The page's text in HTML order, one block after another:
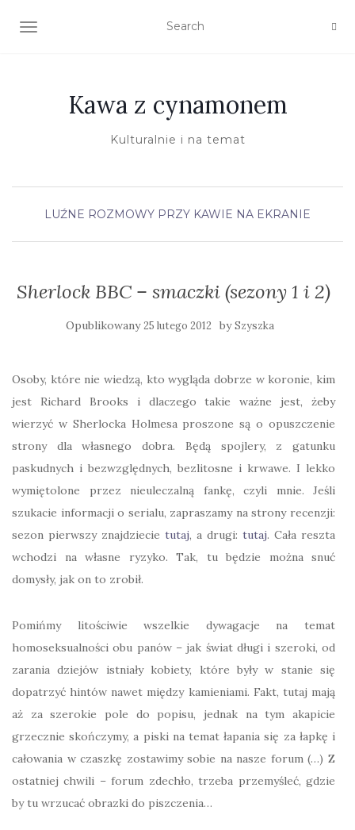
TOGGLE NAVIGATION
Kawa z cynamonem
Kulturalnie i na temat
LUŹNE ROZMOWY PRZY KAWIE NA EKRANIE
Sherlock BBC – smaczki (sezony 1 i 2)
Opublikowany25 lutego 2012 bySzyszka
Osoby, które nie wiedzą, kto wygląda dobrze w koronie, kim
jest Richard Brooks i dlaczego takie ważne jest, żeby
wierzyć w Sherlocka Holmesa proszone są o opuszczenie
strony dla własnego dobra. Będą spojlery, z gatunku
paskudnych i bezwzględnych, bezlitosne i krwawe. I lekko
wymiętolone przez nieuleczalną fankę, czyli mnie. Jeśli
szukacie informacji o serialu, zapraszamy na strony recenzji:
sezon pierwszy znajdziecie tutaj, a drugi: tutaj. Cała reszta
wchodzi na własne ryzyko. Tak, tu będzie można snuć
domysły, jak on to zrobił.
Pomińmy litościwie wszelkie dywagacje na temat
homoseksualności obu panów – jak świat długi i szeroki, od
zarania dziejów istniały kobiety, które były w stanie się
dopatrzyć hintów nawet między kamieniami. Fakt, tutaj mają
aż za szerokie pole do popisu, jednak na tym akapicie
grzecznie skończymy, a piski na temat łapania się za łapkę i
całowania w czaszkę zostawimy sobie na nasze forum (…) Z
ostatniej chwili – forum zdechło, trzeba przemyśleć, gdzie
by tu wrzucać obrazki do piszczenia…